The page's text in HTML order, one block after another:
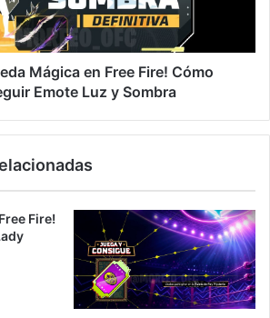
Mágica en Free Fire! Cómo
Emote Luz y Sombra
Fire!